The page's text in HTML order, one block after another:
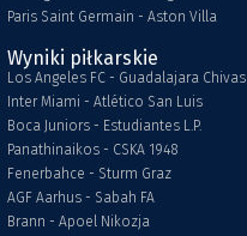
Paris Saint Germain - Aston Villa
Wyniki piłkarskie
Los Angeles FC - Guadalajara Chivas
Inter Miami - Atlético San Luis
Boca Juniors - Estudiantes L.P.
Panathinaikos - CSKA 1948
Fenerbahce - Sturm Graz
AGF Aarhus - Sabah FA
Brann - Apoel Nikozja